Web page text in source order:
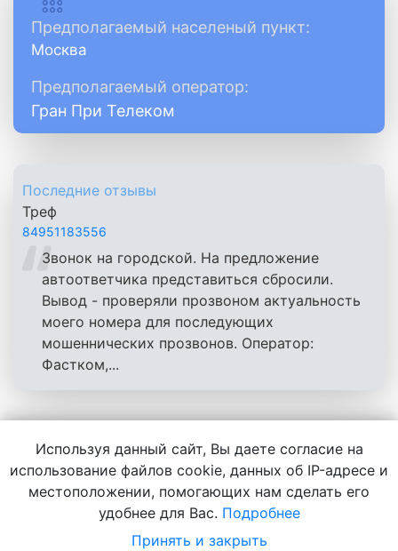
Предполагаемый населеный пункт:
Москва
Предполагаемый оператор:
Гран При Телеком
Последние отзывы
Треф
84951183556
Звонок на городской. На предложение
автоответчика представиться сбросили.
Вывод - проверяли прозвоном актуальность
моего номера для последующих
мошеннических прозвонов. Оператор:
Фастком,...
Администрация сайта не несет ответственности за
содержание комментариев, любой другой
информации, написанной пользователями.
Публикуя комментарий, пользователь обязуется не
Используя данный сайт, Вы даете согласие на
использование файлов cookie, данных об IP-адресе и
местоположении, помогающих нам сделать его
удобнее для Вас. Подробнее
Принять и закрыть